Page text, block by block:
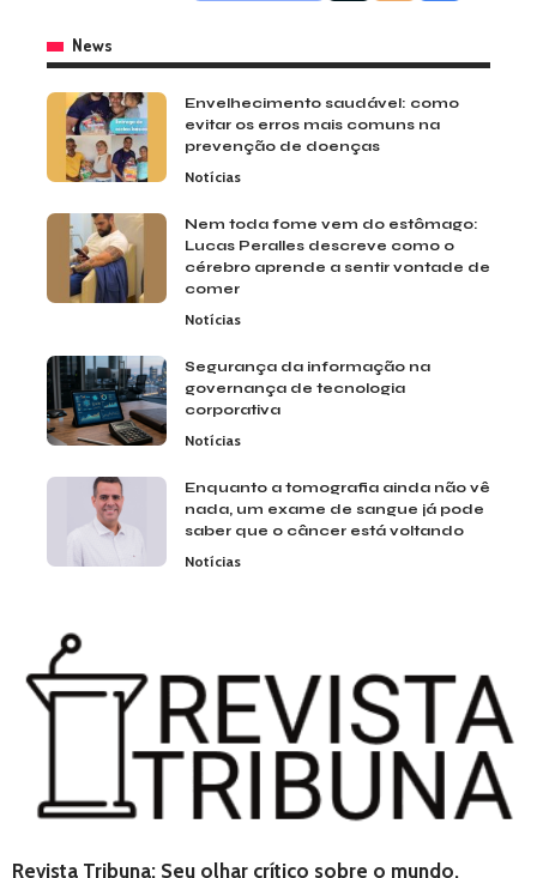
News
Envelhecimento saudável: como
evitar os erros mais comuns na
prevenção de doenças
Notícias
Nem toda fome vem do estômago:
Lucas Peralles descreve como o
cérebro aprende a sentir vontade de
comer
Notícias
Segurança da informação na
governança de tecnologia
corporativa
Notícias
Enquanto a tomografia ainda não vê
nada, um exame de sangue já pode
saber que o câncer está voltando
Notícias
Revista Tribuna: Seu olhar crítico sobre o mundo.